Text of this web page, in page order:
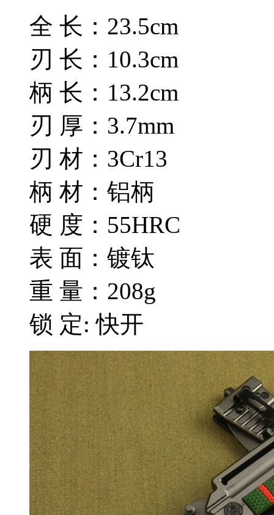
全 长：23.5cm
刃 长：10.3cm
柄 长：13.2cm
刃 厚：3.7mm
刃 材：3Cr13
柄 材：铝柄
硬 度：55HRC
表 面：镀钛
重 量：208g
锁 定: 快开